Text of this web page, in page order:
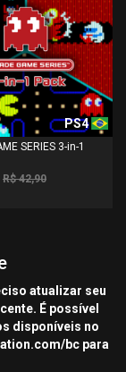
PS4
SERIES 3-in-1
R$ 42,90
atualizar seu
É possível
disponíveis no
bc para